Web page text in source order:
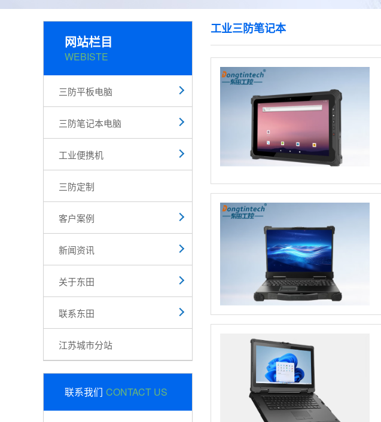
网站栏目
WEBISTE
三防平板电脑
三防笔记本电脑
工业便携机
三防定制
客户案例
新闻资讯
关于东田
联系东田
江苏城市分站
联系我们 CONTACT US
工业三防笔记本